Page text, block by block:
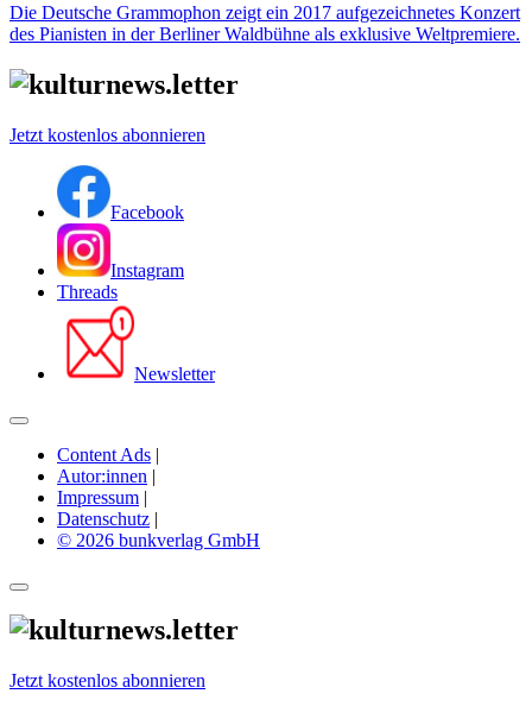
Die Deutsche Grammophon zeigt ein 2017 aufgezeichnetes Konzert
des Pianisten in der Berliner Waldbühne als exklusive Weltpremiere.
Jetzt kostenlos abonnieren
Facebook
Instagram
Threads
Newsletter
Content Ads |
Autor:innen |
Impressum |
Datenschutz |
© 2026 bunkverlag GmbH
Jetzt kostenlos abonnieren